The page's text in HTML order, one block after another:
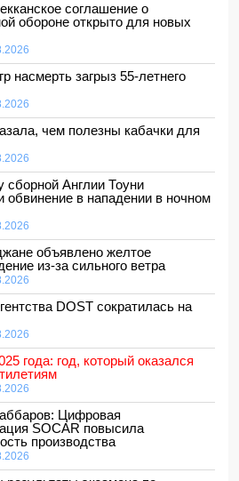
соглашение о
обороне открыто для новых
насмерть загрыз 55-летнего
чем полезны кабачки для
сборной Англии Тоуни
обвинение в нападении в ночном
объявлено желтое
из-за сильного ветра
DOST сократилась на
года: год, который оказался
Цифровая
SOCAR повысила
производства